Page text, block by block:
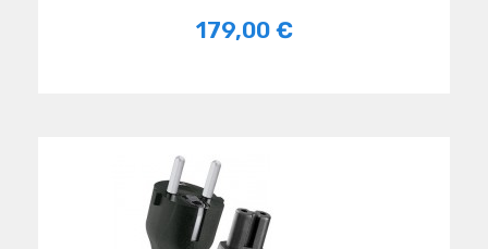
179,00 €